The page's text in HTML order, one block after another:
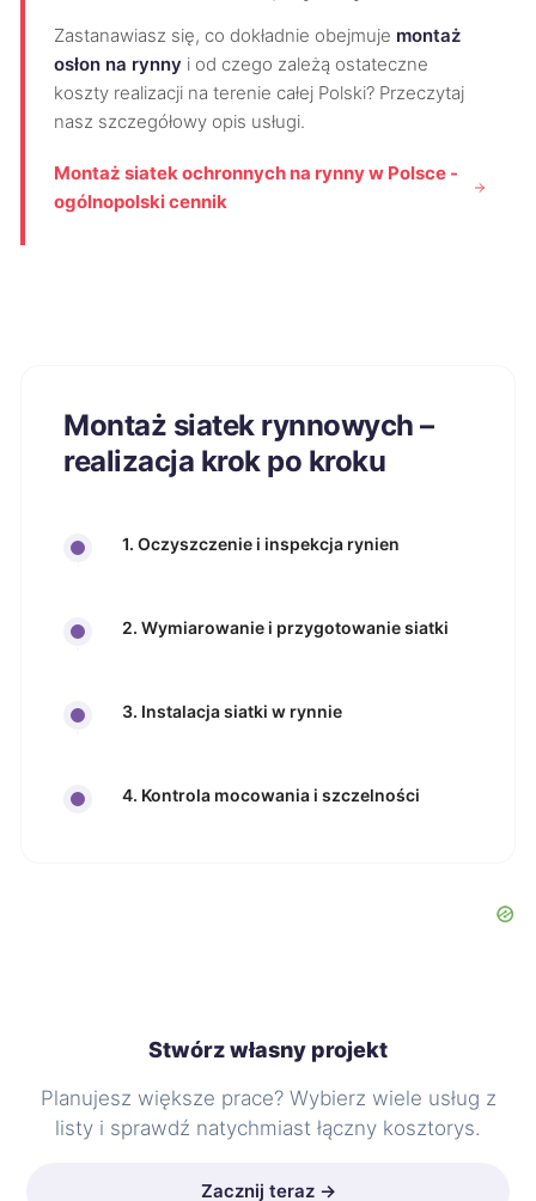
Zastanawiasz się, co dokładnie obejmuje montaż
osłon na rynny i od czego zależą ostateczne
koszty realizacji na terenie całej Polski? Przeczytaj
nasz szczegółowy opis usługi.
Montaż siatek ochronnych na rynny w Polsce -
ogólnopolski cennik
Montaż siatek rynnowych –
realizacja krok po kroku
1. Oczyszczenie i inspekcja rynien
2. Wymiarowanie i przygotowanie siatki
3. Instalacja siatki w rynnie
4. Kontrola mocowania i szczelności
Stwórz własny projekt
Planujesz większe prace? Wybierz wiele usług z
listy i sprawdź natychmiast łączny kosztorys.
Zacznij teraz →